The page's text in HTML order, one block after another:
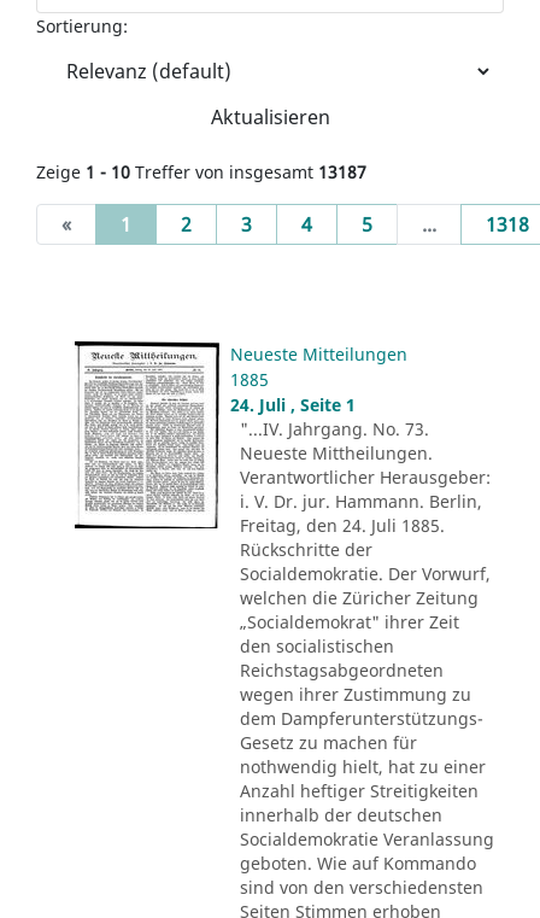
Sortierung:
Aktualisieren
Zeige 1 - 10 Treffer von insgesamt 13187
« 1 (current)
2 3 4 5 ... 1318
Neueste Mitteilungen
1885
24. Juli , Seite 1
"...IV. Jahrgang. No. 73.
Neueste Mittheilungen.
Verantwortlicher Herausgeber:
i. V. Dr. jur. Hammann. Berlin,
Freitag, den 24. Juli 1885.
Rückschritte der
Socialdemokratie. Der Vorwurf,
welchen die Züricher Zeitung
„Socialdemokrat" ihrer Zeit
den socialistischen
Reichstagsabgeordneten
wegen ihrer Zustimmung zu
dem Dampferunterstützungs-
Gesetz zu machen für
nothwendig hielt, hat zu einer
Anzahl heftiger Streitigkeiten
innerhalb der deutschen
Socialdemokratie Veranlassung
geboten. Wie auf Kommando
sind von den verschiedensten
Seiten Stimmen erhoben